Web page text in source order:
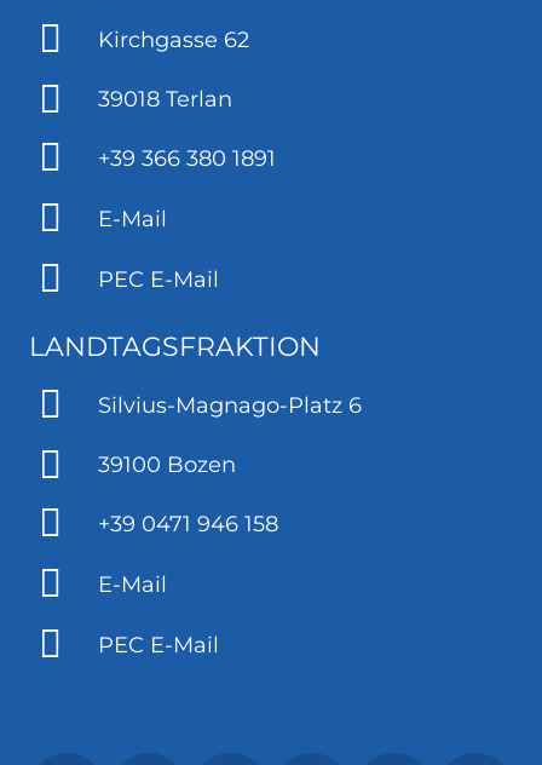
Kirchgasse 62
39018 Terlan
+39 366 380 1891
E-Mail
PEC E-Mail
LANDTAGSFRAKTION
Silvius-Magnago-Platz 6
39100 Bozen
+39 0471 946 158
E-Mail
PEC E-Mail